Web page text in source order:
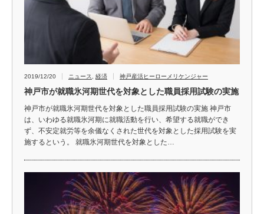
2019/12/20 ニュース 経済 神戸産活ヒーローメリケンジャー
神戸市が就職氷河期世代を対象とした職員採用試験の実施
神戸市が就職氷河期世代を対象とした職員採用試験の実施 神戸市
は、いわゆる就職氷河期に就職活動を行い、希望する就職ができ
ず、不安定就労等を余儀なくされた世代を対象とした採用試験を実
施するという。 就職氷河期世代を対象とした…